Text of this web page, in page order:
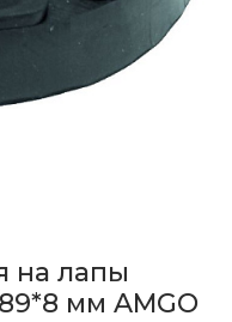
на лапы
мм AMGO